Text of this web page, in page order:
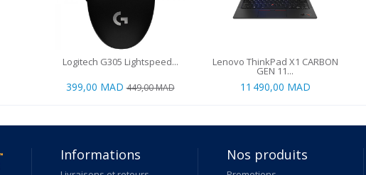
Logitech G305 Lightspeed...
399,00 MAD 449,00 MAD
Lenovo ThinkPad X1 CARBON
GEN 11...
11 490,00 MAD
Informations Nos produits